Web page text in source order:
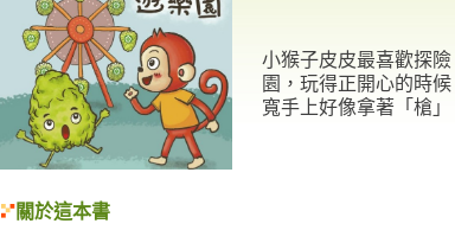
小猴子皮皮最喜歡探
園，玩得正開心的時
寬手上好像拿著「槍
關於這本書